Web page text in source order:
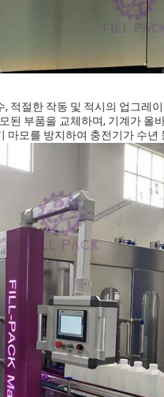
적절한 작동 및 적시의 업그레
된 부품을 교체하며, 기계가
마모를 방지하여 충전기가 수